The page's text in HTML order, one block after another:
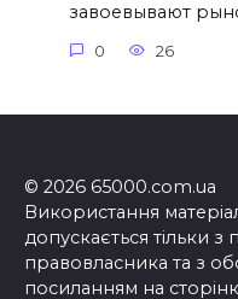
завоевывают
0 26
© 2026 65000.com.ua
Використання
допускається тільки
правовласника та з
посиланням на